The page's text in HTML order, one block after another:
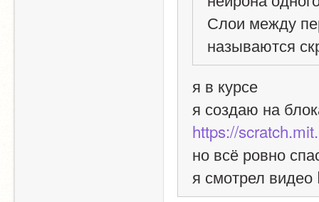
Слои между
называются
я в курсе
https://
но всё ровно
я смотрел видео